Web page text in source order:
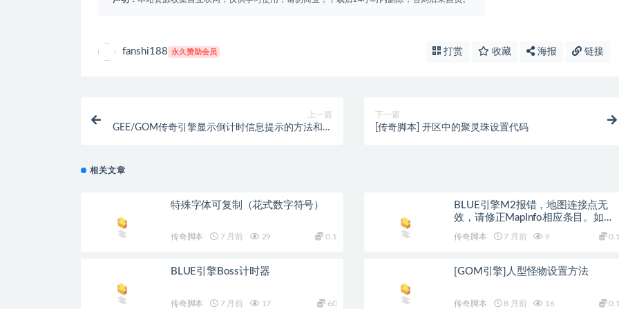
fanshi188 永久赞助会员 打赏 收藏 海报 链接
上一篇
GEE/GOM传奇引擎显示倒计时信息提示的方法和脚
下一篇
[传奇脚本] 开区中的聚灵珠设置代码
相关文章
特殊字体可复制（花式数字符号）
传奇脚本 7 月前 29 0.1
BLUE引擎M2报错，地图连接点无
效，请修正MapInfo相应条目。如何
传奇脚本 7 月前 9
BLUE引擎Boss计时器
传奇脚本 7 月前 17 60
[GOM引擎]人型怪物设置方法
传奇脚本 8 月前 16